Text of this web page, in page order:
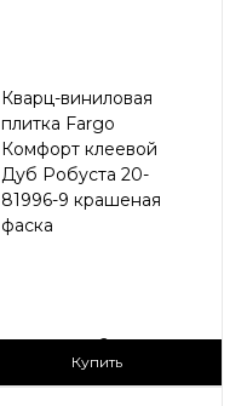
Кварц-виниловая
плитка Fargo
Комфорт клеевой
Дуб Робуста 20-
81996-9 крашеная
фаска
2
Купить